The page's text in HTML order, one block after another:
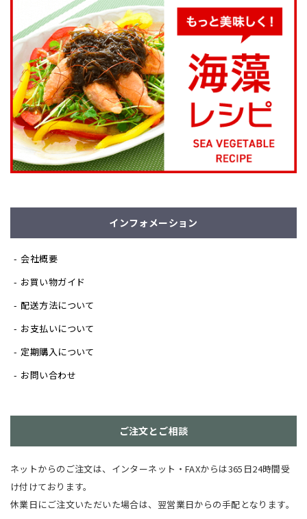
インフォメーション
会社概要
お買い物ガイド
配送方法について
お支払いについて
定期購入について
お問い合わせ
ご注文とご相談
ネットからのご注文は、インターネット・FAXからは365日24時間受
け付けております。
休業日にご注文いただいた場合は、翌営業日からの手配となります。